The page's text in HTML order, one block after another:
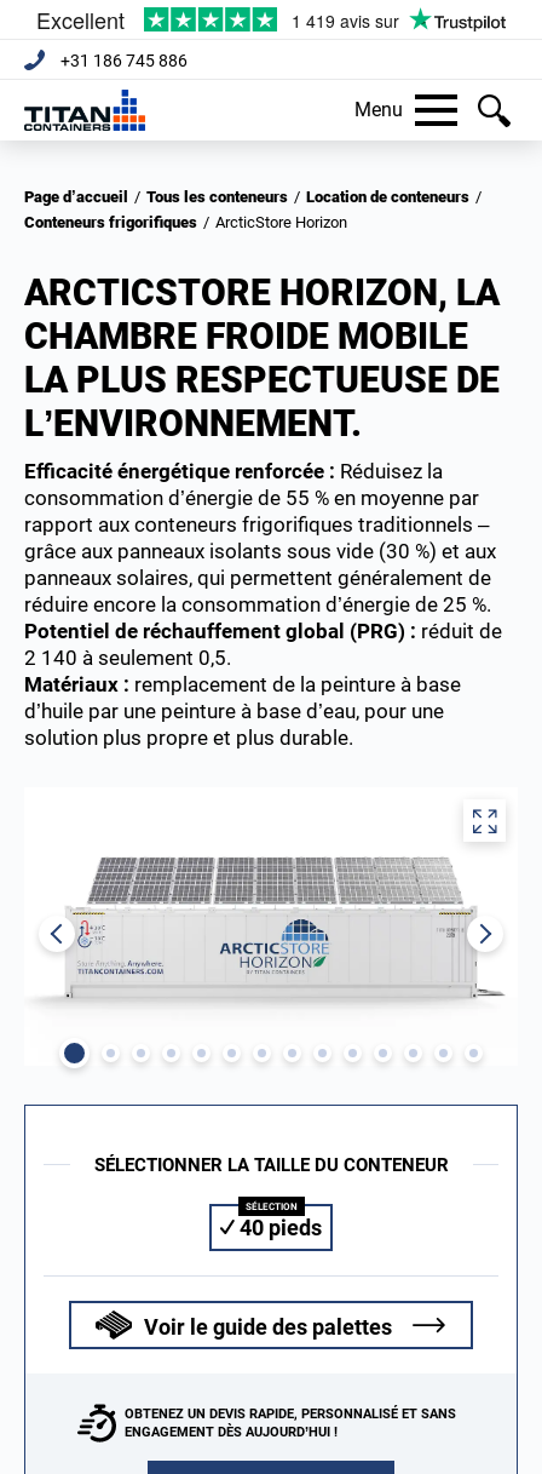
+31 186 745 886
Menu
Page d’accueil / Tous les conteneurs / Location de conteneurs /
Conteneurs frigorifiques / ArcticStore Horizon
ARCTICSTORE HORIZON, LA
CHAMBRE FROIDE MOBILE
LA PLUS RESPECTUEUSE DE
L’ENVIRONNEMENT.
Efficacité énergétique renforcée : Réduisez la
consommation d’énergie de 55 % en moyenne par
rapport aux conteneurs frigorifiques traditionnels –
grâce aux panneaux isolants sous vide (30 %) et aux
panneaux solaires, qui permettent généralement de
réduire encore la consommation d’énergie de 25 %.
Potentiel de réchauffement global (PRG) : réduit de
2 140 à seulement 0,5.
Matériaux : remplacement de la peinture à base
d’huile par une peinture à base d’eau, pour une
solution plus propre et plus durable.
SÉLECTIONNER LA TAILLE DU CONTENEUR
40 pieds
Voir le guide des palettes
OBTENEZ UN DEVIS RAPIDE, PERSONNALISÉ ET SANS
ENGAGEMENT DÈS AUJOURD’HUI !